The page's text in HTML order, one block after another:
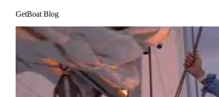
GetBoat Blog